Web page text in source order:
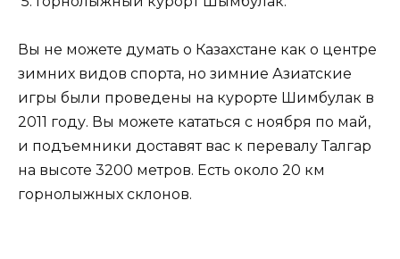
Вы не можете думать о Казахстане как о центре
зимних видов спорта, но зимние Азиатские
игры были проведены на курорте Шимбулак в
2011 году. Вы можете кататься с ноября по май,
и подъемники доставят вас к перевалу Талгар
на высоте 3200 метров. Есть около 20 км
горнолыжных склонов.